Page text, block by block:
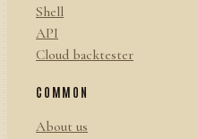
Shell
API
Cloud backtester
COMMON
About us